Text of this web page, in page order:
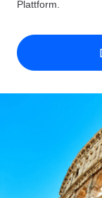
Weltweites
Globales
Auslagern
Einfache
Startups
Agile HR-
Plattform.